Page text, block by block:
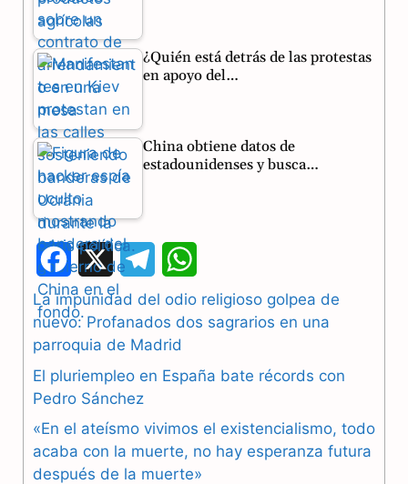
¿Quién está detrás de las protestas
en apoyo del…
China obtiene datos de
estadounidenses y busca…
F
a
c
b
o
o
X
e
l
r
a
h
a
A
p
La impunidad del odio religioso golpea de
nuevo: Profanados dos sagrarios en una
parroquia de Madrid
El pluriempleo en España bate récords con
Pedro Sánchez
«En el ateísmo vivimos el existencialismo, todo
acaba con la muerte, no hay esperanza futura
después de la muerte»